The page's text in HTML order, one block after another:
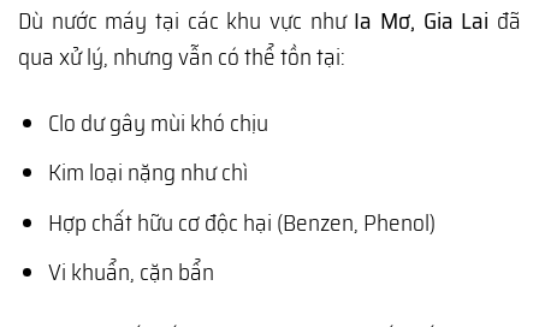
Dù nước máy tại các khu vực như Ia Mơ, Gia Lai đã
qua xử lý, nhưng vẫn có thể tồn tại:
Clo dư gây mùi khó chịu
Kim loại nặng như chì
Hợp chất hữu cơ độc hại (Benzen, Phenol)
Vi khuẩn, cặn bẩn